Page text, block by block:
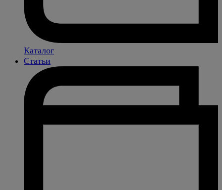
Каталог
Статьи